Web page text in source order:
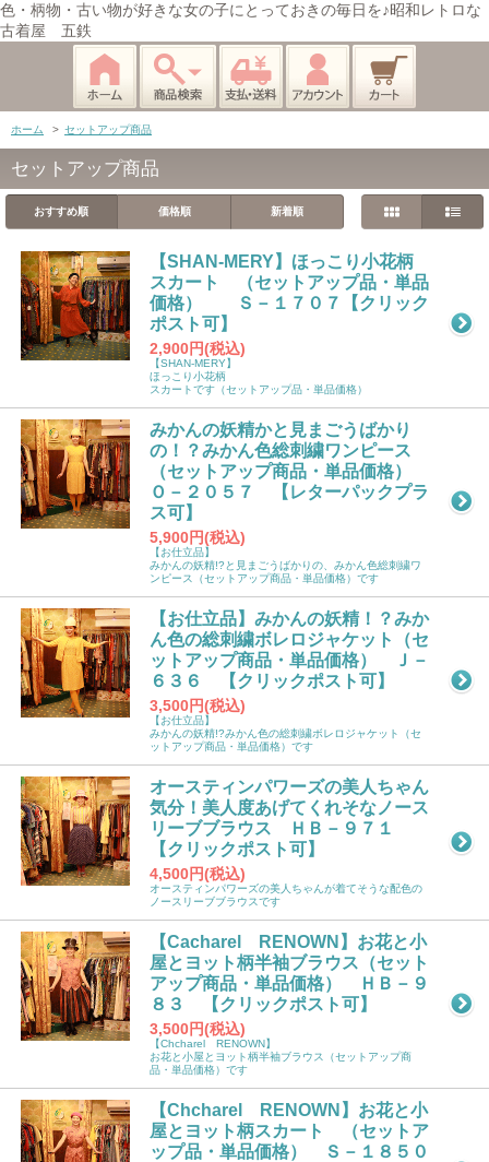
色・柄物・古い物が好きな女の子にとっておきの毎日を♪昭和レトロな
古着屋 五鉄
ホーム > セットアップ商品
セットアップ商品
おすすめ順 価格順 新着順
【SHAN-MERY】ほっこり小花柄
スカート （セットアップ品・単品
価格） Ｓ－１７０７【クリック
ポスト可】
2,900円(税込)
【SHAN-MERY】
ほっこり小花柄
スカートです（セットアップ品・単品価格）
みかんの妖精かと見まごうばかり
の！？みかん色総刺繍ワンピース
（セットアップ商品・単品価格）
Ｏ－２０５７ 【レターパックプラ
ス可】
5,900円(税込)
【お仕立品】
みかんの妖精!?と見まごうばかりの、みかん色総刺繍ワ
ンピース（セットアップ商品・単品価格）です
【お仕立品】みかんの妖精！？みか
ん色の総刺繍ボレロジャケット（セ
ットアップ商品・単品価格） Ｊ－
６３６ 【クリックポスト可】
3,500円(税込)
【お仕立品】
みかんの妖精!?みかん色の総刺繍ボレロジャケット（セ
ットアップ商品・単品価格）です
オースティンパワーズの美人ちゃん
気分！美人度あげてくれそなノース
リーブブラウス ＨＢ－９７１
【クリックポスト可】
4,500円(税込)
オースティンパワーズの美人ちゃんが着てそうな配色の
ノースリーブブラウスです
【Cacharel RENOWN】お花と小
屋とヨット柄半袖ブラウス（セット
アップ商品・単品価格） ＨＢ－９
８３ 【クリックポスト可】
3,500円(税込)
【Chcharel RENOWN】
お花と小屋とヨット柄半袖ブラウス（セットアップ商
品・単品価格）です
【Chcharel RENOWN】お花と小
屋とヨット柄スカート （セットア
ップ品・単品価格） Ｓ－１８５０